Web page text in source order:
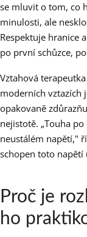
se mluvit o tom, co
minulosti, ale
Respektuje hranice
po první schůzce,
Vztahová
moderních vztazích
opakovaně
nejistotě. „Touha
neustálém napětí,"
schopen toto napětí
Proč je
ho